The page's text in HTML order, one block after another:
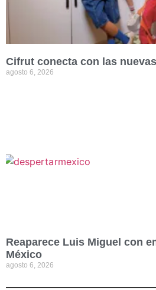
Cifrut conecta con las
agosto 6, 2026
Reaparece Luis Miguel con
México
agosto 6, 2026